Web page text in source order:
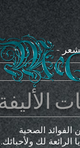
الفوائد الصحية
الرائعة لك ولأحبائك.